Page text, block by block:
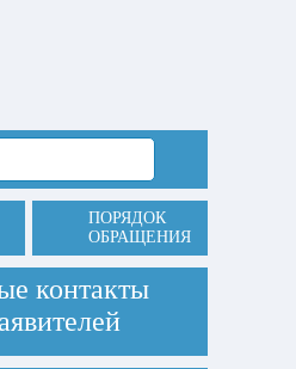
ПОРЯДОК
ОБРАЩЕНИЯ
контакты